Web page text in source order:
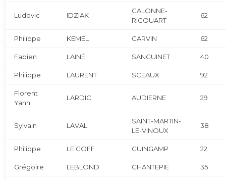
Ludovic IDZIAK
CALONNE-
RICOUART
62
Philippe KEMEL CARVIN 62
Fabien LAINÉ SANGUINET 40
Philippe LAURENT SCEAUX 92
Florent
Yann
LARDIC AUDIERNE 29
Sylvain LAVAL
SAINT-MARTIN-
LE-VINOUX
38
Philippe LE GOFF GUINGAMP 22
Grégoire LEBLOND CHANTEPIE 35